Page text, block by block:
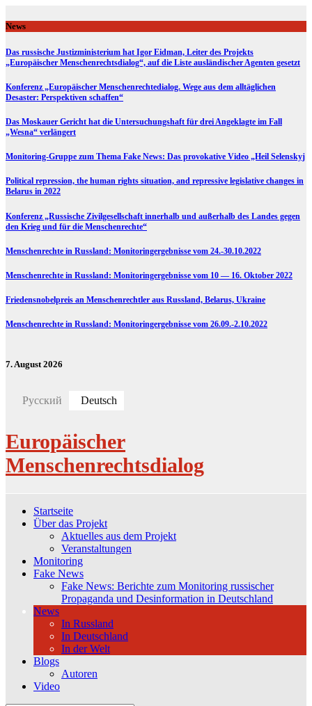
to
content
News
Das russische Justizministerium hat Igor Eidman, Leiter des Projekts
„Europäischer Menschenrechtsdialog“, auf die Liste ausländischer Agenten gesetzt
Konferenz „Europäischer Menschenrechtedialog. Wege aus dem alltäglichen
Desaster: Perspektiven schaffen“
Das Moskauer Gericht hat die Untersuchungshaft für drei Angeklagte im Fall
„Wesna“ verlängert
Monitoring-Gruppe zum Thema Fake News: Das provokative Video „Heil Selenskyj
Political repression, the human rights situation, and repressive legislative changes in
Belarus in 2022
Konferenz „Russische Zivilgesellschaft innerhalb und außerhalb des Landes gegen
den Krieg und für die Menschenrechte“
Menschenrechte in Russland: Monitoringergebnisse vom 24.-30.10.2022
Menschenrechte in Russland: Monitoringergebnisse vom 10 — 16. Oktober 2022
Friedensnobelpreis an Menschenrechtler aus Russland, Belarus, Ukraine
Menschenrechte in Russland: Monitoringergebnisse vom 26.09.-2.10.2022
7. August 2026
Русский Deutsch
Europäischer
Menschenrechtsdialog
Startseite
Über das Projekt
Aktuelles aus dem Projekt
Veranstaltungen
Monitoring
Fake News
Fake News: Berichte zum Monitoring russischer
Propaganda und Desinformation in Deutschland
News
In Russland
In Deutschland
In der Welt
Blogs
Autoren
Video